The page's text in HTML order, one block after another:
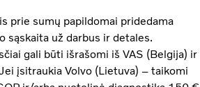
prie sumų papildomai pridedama
sąskaita už darbus ir detales.
gali būti išrašomi iš VAS (Belgija) ir
įsitraukia Volvo (Lietuva) – taikomi